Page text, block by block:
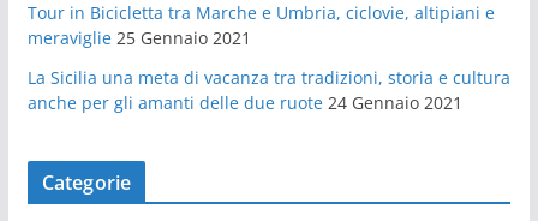
Tour in Bicicletta tra Marche e Umbria, ciclovie, altipiani e
meraviglie 25 Gennaio 2021
La Sicilia una meta di vacanza tra tradizioni, storia e cultura
anche per gli amanti delle due ruote 24 Gennaio 2021
Categorie